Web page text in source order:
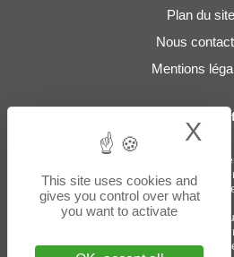
Plan du site
Nous
Mentions
Adresses-
Services :
Liste des adresses e-mails
Liste des adresses e-mails des
-Création ou refonte du site
Sites partenaires:
Adresses-Colleges.fr-
This site uses cookies and
gives you control over what
you want to activate
X